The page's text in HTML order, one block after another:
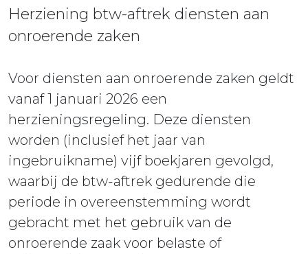
Herziening btw-aftrek diensten aan
onroerende zaken
Voor diensten aan onroerende zaken geldt
vanaf 1 januari 2026 een
herzieningsregeling. Deze diensten
worden (inclusief het jaar van
ingebruikname) vijf boekjaren gevolgd,
waarbij de btw-aftrek gedurende die
periode in overeenstemming wordt
gebracht met het gebruik van de
onroerende zaak voor belaste of